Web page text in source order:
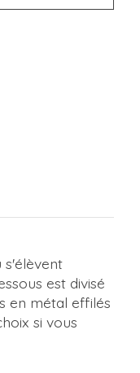
s'élèvent
est divisé
en métal effilés
si vous